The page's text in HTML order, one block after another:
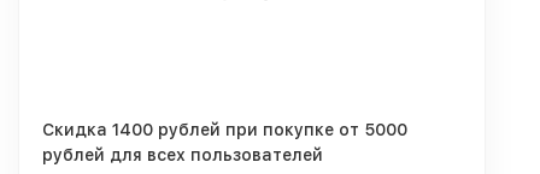
Скидка 1400 рублей при покупке от 5000
рублей для всех пользователей